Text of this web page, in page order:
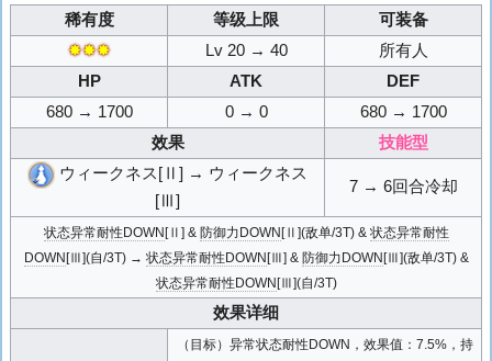
稀有度 等级上限
可装备
✸✸✸
Lv 20 → 40
所有人
HP
ATK
DEF
680 → 1700
0 → 0
680 → 1700
效果
技能型
ウィークネス[Ⅱ] → ウィークネス
[Ⅲ]
7 → 6回合冷却
状态异常耐性DOWN [Ⅱ] & 防御力DOWN [Ⅱ](敌单/3T) & 状态异常耐性
DOWN [Ⅲ](自/3T) → 状态异常耐性DOWN [Ⅲ] & 防御力DOWN [Ⅲ](敌单/3T) &
状态异常耐性DOWN [Ⅲ](自/3T)
效果详细
（目标）异常状态耐性DOWN，效果值：7.5%，持